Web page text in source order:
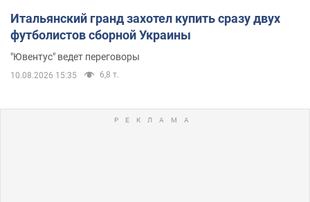
Итальянский гранд захотел купить сразу двух
футболистов сборной Украины
"Ювентус" ведет переговоры
10.08.2026 15:35 6,8 т.